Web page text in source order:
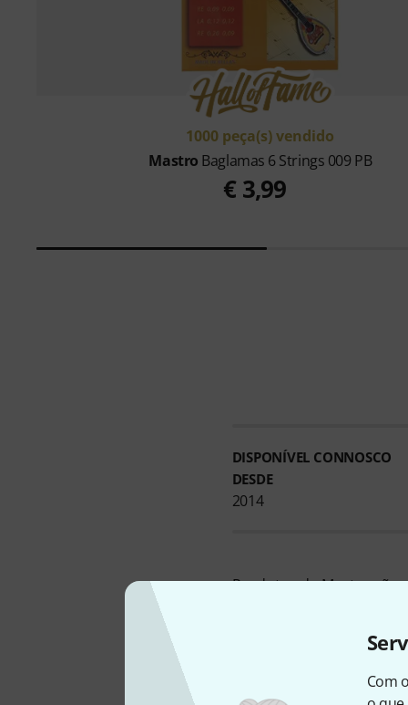
Com
1000 peça(s) vendido
Mastro Baglamas 6 Strings 009 PB
€ 3,99
DISPONÍVEL CONNOSCO
DESDE
2014
Produtos de Mastro são
Os mais vendidos
Você pode encontrar